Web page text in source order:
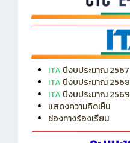
ITA ปีงบประมาณ 2567
ITA ปีงบประมาณ 2568
ITAปีงบประมาณ 2569
แสดงความคิดเห็น
ช่องทางร้องเรียน